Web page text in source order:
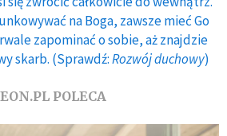
na Boga, zawsze mieć Go
zapominać o sobie, aż znajdzie
skarb. (Sprawdź:Rozwój duchowy)
POLECA